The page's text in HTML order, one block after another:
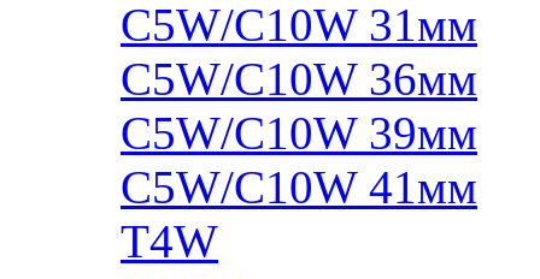
C5W/C10W 31мм
C5W/C10W 36мм
C5W/C10W 39мм
C5W/C10W 41мм
T4W